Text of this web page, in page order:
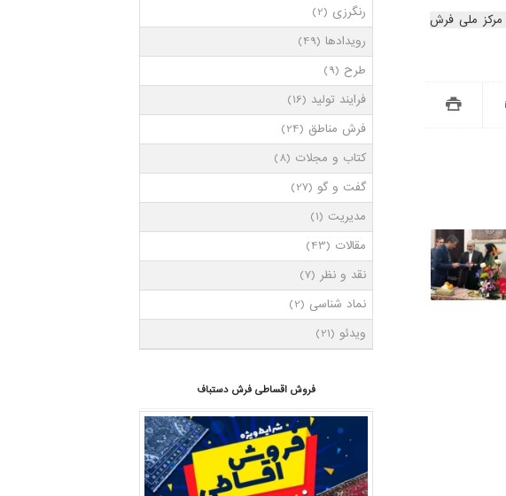
مرکز ملی فرش
رنگرزی (2)
رویدادها(49)
طرح (9)
فرایند تولید (16)
فرش مناطق (24)
کتاب و مجلات (8)
گفت و گو (27)
مدیریت (1)
مقالات (43)
نقد و نظر (7)
نماد شناسی (2)
ویدئو (21)
فروش اقساطی فرش دستباف